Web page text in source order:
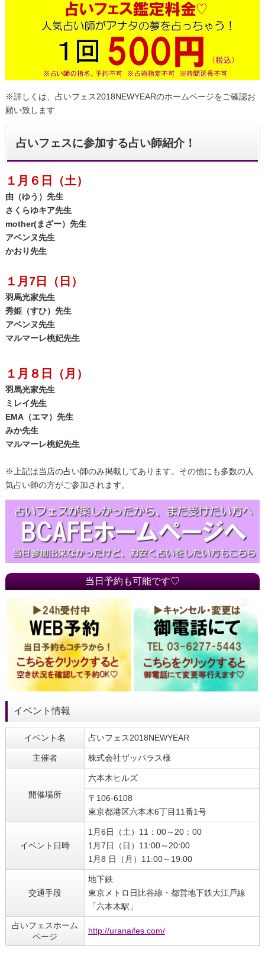
※詳しくは、占いフェス2018NEWYEARのホームページをご確認お
願い致します
占いフェスに参加する占い師紹介！
１月６日（土）
由（ゆう）先生
さくらゆキア先生
mother(まざー）先生
アベンヌ先生
かおり先生
１月7日（日）
羽馬光家先生
秀姫（すひ）先生
アベンヌ先生
マルマーレ桃妃先生
１月８日（月）
羽馬光家先生
ミレイ先生
EMA（エマ）先生
みか先生
マルマーレ桃妃先生
※上記は当店の占い師のみ掲載してあります。その他にも多数の人
気占い師の方がご参加されます。
当日予約も可能です♡
イベント情報
イベント名 占いフェス2018NEWYEAR
主催者 株式会社ザッパラス様
開催場所
六本木ヒルズ
〒106-6108
東京都港区六本木6丁目11番1号
イベント日時
1月6日（土）11：00～20：00
1月7日（日）11:00～20:00
1月8 日（月）11:00～19:00
交通手段
地下鉄
東京メトロ日比谷線・都営地下鉄大江戸線
「六本木駅」
占いフェスホーム
ページ
http://uranaifes.com/